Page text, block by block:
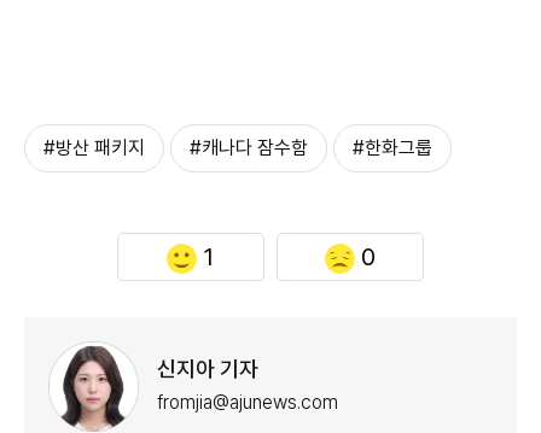
#방산 패키지 #캐나다 잠수함 #한화그룹
1 0
신지아 기자
fromjia@ajunews.com